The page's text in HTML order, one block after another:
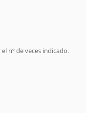
nº de veces indicado.